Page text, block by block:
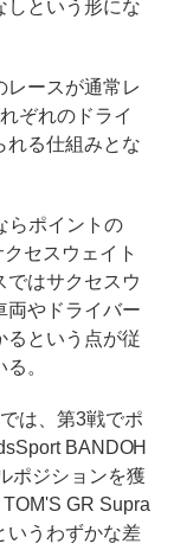
しという形にな
ースが通常レ
ぞれのドライ
れる仕組みとな
らポイントの
セスウェイト
ではサクセスウ
両やドライバー
るという点が従
。
は、第3戦でポ
BANDOH
ポジションを獲
GR Supra
いうわずかな差